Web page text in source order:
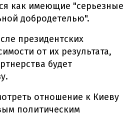
как имеющие "серьезные
добродетелью".
президентских
от их результата,
будет
отношение к Киеву
политическим